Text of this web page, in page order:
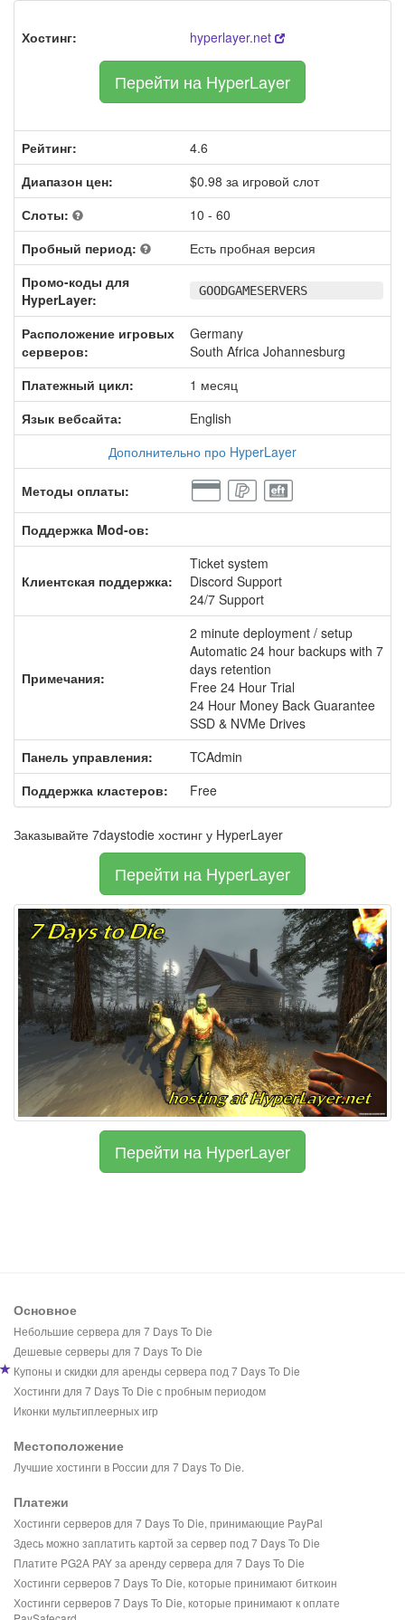
Хостинг: hyperlayer.net
Перейти на HyperLayer
Рейтинг:
4.6
Диапазон цен:
$0.98 за игровой слот
Слоты:
10 - 60
Пробный период:
Есть пробная версия
Промо-коды для
HyperLayer:
GOODGAMESERVERS
Расположение игровых
серверов:
Germany
South Africa Johannesburg
Платежный цикл:
1 месяц
Язык вебсайта:
English
Дополнительно про HyperLayer
Методы оплаты:
Поддержка Mod-ов:
Клиентская поддержка:
Ticket system
Discord Support
24/7 Support
Примечания:
2 minute deployment / setup
Automatic 24 hour backups with 7
days retention
Free 24 Hour Trial
24 Hour Money Back Guarantee
SSD & NVMe Drives
Панель управления:
TCAdmin
Поддержка кластеров:
Free
Заказывайте 7daystodie хостинг у HyperLayer
Перейти на HyperLayer
Перейти на HyperLayer
Основное
Небольшие сервера для 7 Days To Die
Дешевые серверы для 7 Days To Die
Купоны и скидки для аренды сервера под 7 Days To Die
Хостинги для 7 Days To Die с пробным периодом
Иконки мультиплеерных игр
Местоположение
Лучшие хостинги в России для 7 Days To Die.
Платежи
Хостинги серверов для 7 Days To Die, принимающие PayPal
Здесь можно заплатить картой за сервер под 7 Days To Die
Платите PG2A PAY за аренду сервера для 7 Days To Die
Хостинги серверов 7 Days To Die, которые принимают биткоин
Хостинги серверов 7 Days To Die, которые принимают к оплате